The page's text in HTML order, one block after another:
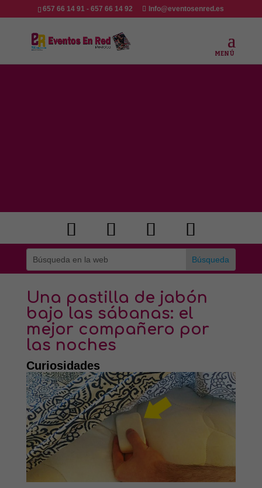
657 66 14 91 - 657 66 14 92 Info@eventosenred.es
Una pastilla de jabón
bajo las sábanas: el
mejor compañero por
las noches
Curiosidades